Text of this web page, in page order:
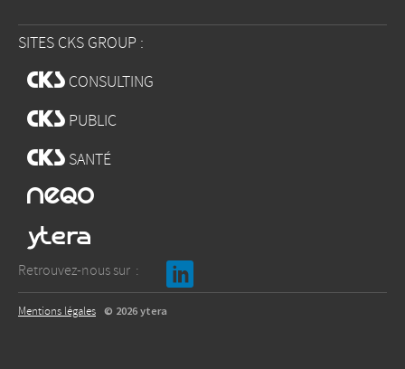
SITES CKS GROUP :
w CONSULTING
w PUBLIC
w SANTÉ
x
Retrouvez-nous sur : b
Mentions légales © 2026 ytera